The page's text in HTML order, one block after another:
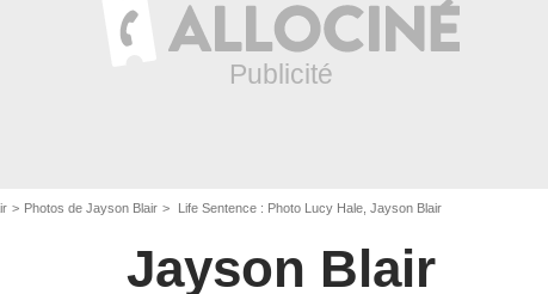
Photos de Jayson Blair Life Sentence : Photo Lucy Hale, Jayson Blair
Jayson Blair